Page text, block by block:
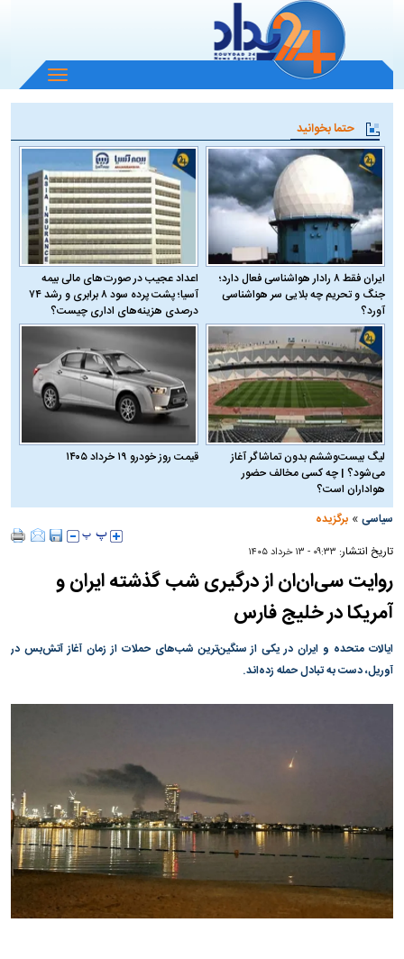
باز
و
منو
حتما بخوانید
ایران فقط ۸ رادار هواشناسی فعال دارد؛
جنگ و تحریم چه بلایی سر هواشناسی
آورد؟
اعداد عجیب در صورت‌های مالی بیمه
آسیا؛ پشت پرده سود ۸ برابری و رشد ۷۴
درصدی هزینه‌های اداری چیست؟
لیگ بیست‌وششم بدون تماشاگر آغاز
می‌شود؟ | چه کسی مخالف حضور
هواداران است؟
قیمت روز خودرو ۱۹ خرداد ۱۴۰۵
سیاسی »برگزیده
تاریخ انتشار: ۰۹:۳۳ - ۱۳ خرداد ۱۴۰۵
روایت سی‌ان‌ان از درگیری شب گذشته ایران و
آمریکا در خلیج فارس
ایالات متحده و ایران در یکی از سنگین‌ترین شب‌های حملات از زمان آغاز آتش‌بس در
آوریل، دست به تبادل حمله زده‌اند.